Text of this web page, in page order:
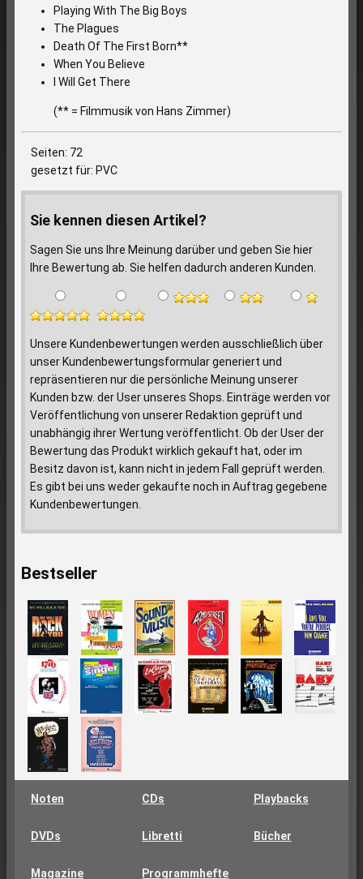
Playing With The Big Boys
The Plagues
Death Of The First Born**
When You Believe
I Will Get There
(** = Filmmusik von Hans Zimmer)
Seiten: 72
gesetzt für: PVC
Sie kennen diesen Artikel?
Sagen Sie uns Ihre Meinung darüber und geben Sie hier
Ihre Bewertung ab. Sie helfen dadurch anderen Kunden.
Unsere Kundenbewertungen werden ausschließlich über
unser Kundenbewertungsformular generiert und
repräsentieren nur die persönliche Meinung unserer
Kunden bzw. der User unseres Shops. Einträge werden vor
Veröffentlichung von unserer Redaktion geprüft und
unabhängig ihrer Wertung veröffentlicht. Ob der User der
Bewertung das Produkt wirklich gekauft hat, oder im
Besitz davon ist, kann nicht in jedem Fall geprüft werden.
Es gibt bei uns weder gekaufte noch in Auftrag gegebene
Kundenbewertungen.
Bestseller
Noten CDs Playbacks
DVDs Libretti Bücher
Magazine Programmhefte